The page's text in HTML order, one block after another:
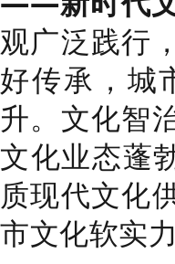
观广泛践行
好传承，城
升。文化智
文化业态蓬
质现代文化
市文化软实